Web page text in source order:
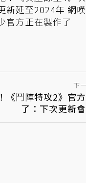
新延至2024年 網
官方正在製作了
下
《鬥陣特攻2》官
了：下次更新